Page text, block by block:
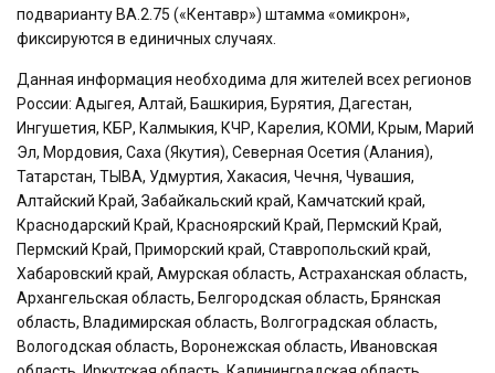
подварианту BA.2.75 («Кентавр») штамма «омикрон»,
фиксируются в единичных случаях.
Данная информация необходима для жителей всех регионов
России: Адыгея, Алтай, Башкирия, Бурятия, Дагестан,
Ингушетия, КБР, Калмыкия, КЧР, Карелия, КОМИ, Крым, Марий
Эл, Мордовия, Саха (Якутия), Северная Осетия (Алания),
Татарстан, ТЫВА, Удмуртия, Хакасия, Чечня, Чувашия,
Алтайский Край, Забайкальский край, Камчатский край,
Краснодарский Край, Красноярский Край, Пермский Край,
Пермский Край, Приморский край, Ставропольский край,
Хабаровский край, Амурская область, Астраханская область,
Архангельская область, Белгородская область, Брянская
область, Владимирская область, Волгоградская область,
Вологодская область, Воронежская область, Ивановская